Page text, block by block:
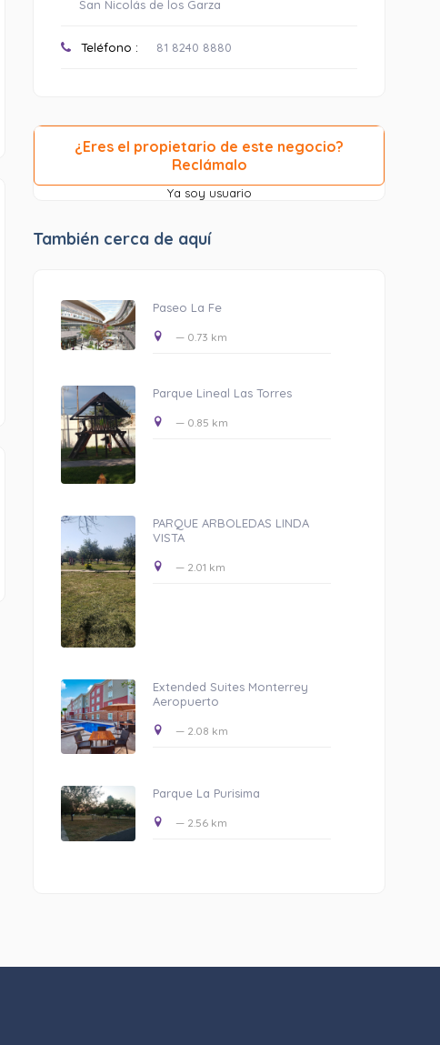
San Nicolás de los Garza
Teléfono : 81 8240 8880
¿Eres el propietario de este negocio?
Reclámalo
Ya soy usuario
También cerca de aquí
Paseo La Fe
— 0.73 km
Parque Lineal Las Torres
— 0.85 km
PARQUE ARBOLEDAS LINDA
VISTA
— 2.01 km
Extended Suites Monterrey
Aeropuerto
— 2.08 km
Parque La Purisima
— 2.56 km